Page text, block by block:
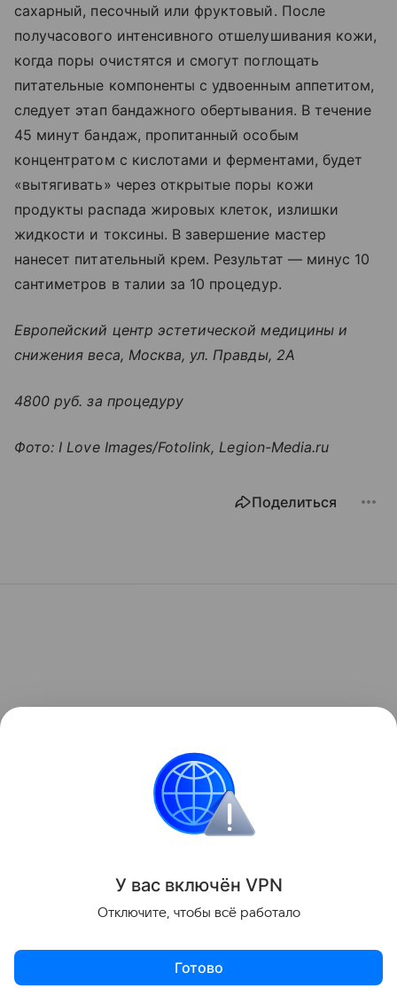
сахарный, песочный или фруктовый. После
получасового интенсивного отшелушивания кожи,
когда поры очистятся и смогут поглощать
питательные компоненты с удвоенным аппетитом,
следует этап бандажного обертывания. В течение
45 минут бандаж, пропитанный особым
концентратом с кислотами и ферментами, будет
«вытягивать» через открытые поры кожи
продукты распада жировых клеток, излишки
жидкости и токсины. В завершение мастер
нанесет питательный крем. Результат — минус 10
сантиметров в талии за 10 процедур.
Европейский центр эстетической медицины и
снижения веса, Москва, ул. Правды, 2А
4800 руб. за процедуру
Фото: I Love Images/Fotolink, Legion-Media.ru
Поделиться
У вас включён VPN
Отключите, чтобы всё работало
Готово